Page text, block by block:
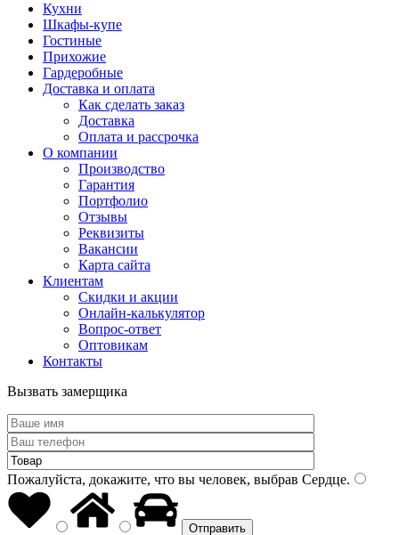
Кухни
Шкафы-купе
Гостиные
Прихожие
Гардеробные
Доставка и оплата
Как сделать заказ
Доставка
Оплата и рассрочка
О компании
Производство
Гарантия
Портфолио
Отзывы
Реквизиты
Вакансии
Карта сайта
Клиентам
Скидки и акции
Онлайн-калькулятор
Вопрос-ответ
Оптовикам
Контакты
Вызвать замерщика
Пожалуйста, докажите, что вы человек, выбрав Сердце.